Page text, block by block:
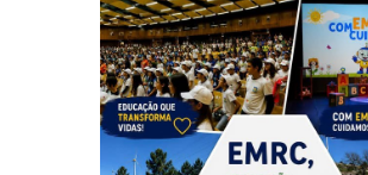
PARÓQUIAS
NOTÍCIAS
AGENDA
MULTIMÉDIA
SENTIR COM A IGREJA